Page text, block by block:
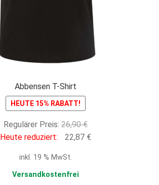
Abbensen T-Shirt
HEUTE 15% RABATT!
Regulärer Preis: 26,90€Ursprünglicher
Preis
Heute reduziert: 22,87 €Aktueller
inkl. 19 % MwSt.
Versandkostenfrei